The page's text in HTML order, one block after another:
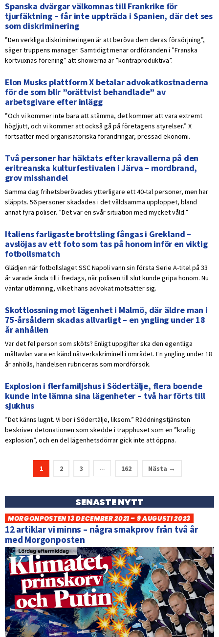
Spanska dvärgar välkomnas till Frankrike för
tjurfäktning – får inte uppträda i Spanien, där det ses
som diskriminering
”Den verkliga diskrimineringen är att beröva dem deras försörjning”,
säger truppens manager. Samtidigt menar ordföranden i ”Franska
kortvuxnas förening” att showerna är ”kontraproduktiva”.
Elon Musks plattform X betalar advokatkostnaderna
för de som blir ”orättvist behandlade” av
arbetsgivare efter inlägg
”Och vi kommer inte bara att stämma, det kommer att vara extremt
högljutt, och vi kommer att också gå på företagens styrelser.” X
fortsätter med organisatoriska förändringar, pressad ekonomi.
Två personer har häktats efter kravallerna på den
eritreanska kulturfestivalen i Järva – mordbrand,
grov misshandel
Samma dag frihetsberövades ytterligare ett 40-tal personer, men har
släppts. 56 personer skadades i det våldsamma upploppet, bland
annat fyra poliser. ”Det var en svår situation med mycket våld.”
Italiens farligaste brottsling fångas i Grekland –
avslöjas av ett foto som tas på honom inför en viktig
fotbollsmatch
Glädjen när fotbollslaget SSC Napoli vann sin första Serie A-titel på 33
år varade ända till i fredags, när polisen till slut kunde gripa honom. Nu
väntar utlämning, vilket hans advokat motsätter sig.
Skottlossning mot lägenhet i Malmö, där äldre man i
75-årsåldern skadas allvarligt – en yngling under 18
år anhållen
Var det fel person som sköts? Enligt uppgifter ska den egentliga
måltavlan vara en känd nätverkskriminell i området. En yngling under 18
år anhölls, händelsen rubriceras som mordförsök.
Explosion i flerfamiljshus i Södertälje, flera boende
kunde inte lämna sina lägenheter – två har förts till
sjukhus
”Det känns lugnt. Vi bor i Södertälje, liksom.” Räddningstjänsten
beskriver detonationen som skedde i trapphuset som en ”kraftig
explosion”, och en del lägenhetsdörrar gick inte att öppna.
1 2 3 … 162 Nästa →
SENASTE NYTT
MORGONPOSTEN 13 DECEMBER 2021 – 9 AUGUSTI 2023
12 artiklar vi minns – några smakprov från två år
med Morgonposten